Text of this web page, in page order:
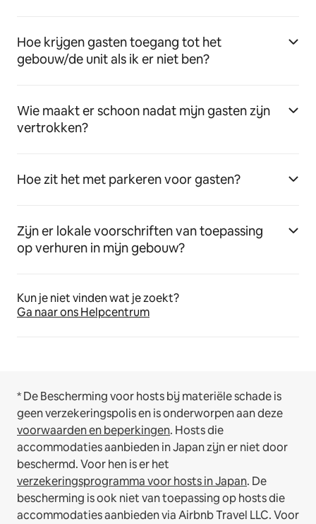
Hoe krijgen gasten toegang tot het
gebouw/de unit als ik er niet ben?
Wie maakt er schoon nadat mijn gasten zijn
vertrokken?
Hoe zit het met parkeren voor gasten?
Zijn er lokale voorschriften van toepassing
op verhuren in mijn gebouw?
Kun je niet vinden wat je zoekt?
Ga naar ons Helpcentrum
* De Bescherming voor hosts bij materiële schade is
geen verzekeringspolis en is onderworpen aan deze
voorwaarden en beperkingen. Hosts die
accommodaties aanbieden in Japan zijn er niet door
beschermd. Voor hen is er het
verzekeringsprogramma voor hosts in Japan. De
bescherming is ook niet van toepassing op hosts die
accommodaties aanbieden via Airbnb Travel LLC.Voor